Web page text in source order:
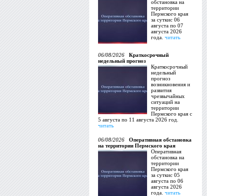
обстановка на
территории
Пермского края
за суткис 06
августа по 07
августа 2026
года. читать
06/08/2026
Краткосрочный
недельный прогноз
Краткосрочный
недельный
прогноз
возникновения и
развития
чрезвычайных
ситуаций на
территории
Пермского края с
5 августа по 11 августа 2026 год.
читать
06/08/2026
Оперативная обстановка
на территории Пермского края
Оперативная
обстановка на
территории
Пермского края
за суткис 05
августа по 06
августа 2026
года. читать